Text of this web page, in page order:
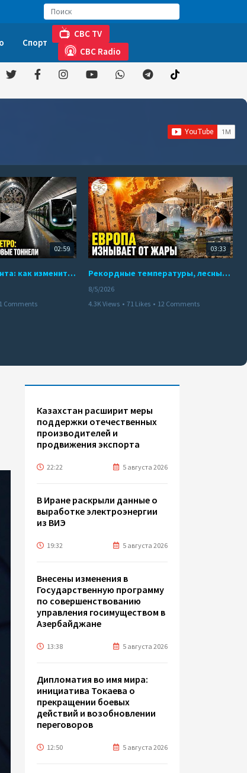
Спорт
CBC TV
CBC Radio
02:59
10 месяцев ремонта: как изменится работа Бакинского метро с 15 августа
1 Comments
03:33
Рекордные температуры, лесные пожары и красный уровень опасности
8/5/2026
4.3K Views • 71 Likes • 12 Comments
Казахстан расширит меры
поддержки отечественных
производителей и
продвижения экспорта
22:22 5 августа 2026
В Иране раскрыли данные о
выработке электроэнергии
из ВИЭ
19:32 5 августа 2026
Внесены изменения в
Государственную программу
по совершенствованию
управления госимуществом в
Азербайджане
13:38 5 августа 2026
Дипломатия во имя мира:
инициатива Токаева о
прекращении боевых
действий и возобновлении
переговоров
12:50 5 августа 2026